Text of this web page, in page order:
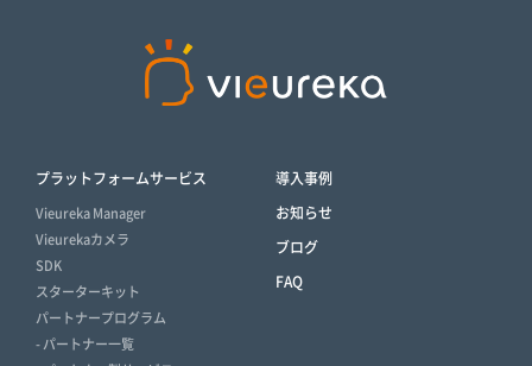
プラットフォームサービス
Vieureka Manager
Vieurekaカメラ
SDK
スターターキット
パートナープログラム
- パートナー一覧
導入事例
お知らせ
ブログ
FAQ